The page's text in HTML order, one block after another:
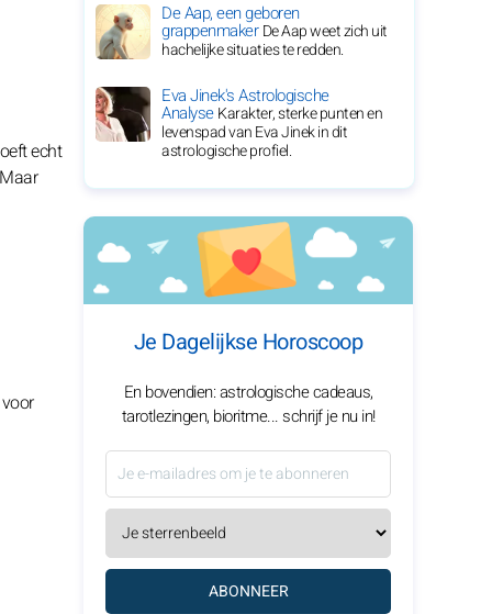
echt
De Aap, een geboren
grappenmakerDe Aap weet zich uit
hachelijke situaties te redden.
Eva Jinek's Astrologische
AnalyseKarakter, sterke punten en
levenspad van Eva Jinek in dit
astrologische profiel.
Je Dagelijkse Horoscoop
En bovendien: astrologische cadeaus,
tarotlezingen, bioritme... schrijf je nu in!
ABONNEER